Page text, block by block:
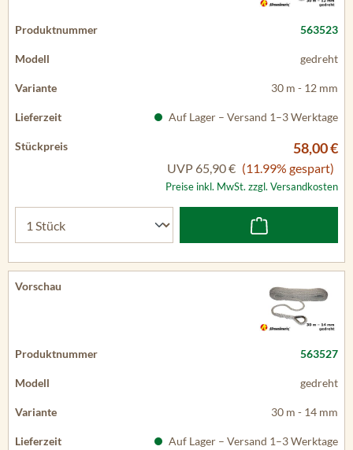
563523
gedreht
30 m - 12 mm
Auf Lager – Versand 1–3 Werktage
58,00 €
UVP 65,90 € (11.99% gespart)
Preise inkl. MwSt. zzgl. Versandkosten
563527
gedreht
30 m - 14 mm
Auf Lager – Versand 1–3 Werktage